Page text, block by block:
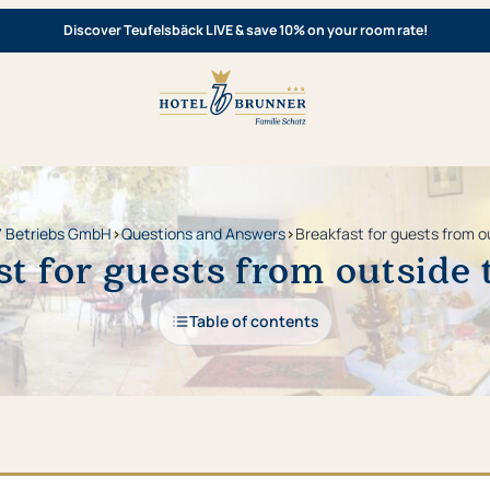
Discover Teufelsbäck LIVE & save 10% on your room rate!
GmbH›Questions and Answers›Breakfast for guests from
for guests from outside
Table of contents